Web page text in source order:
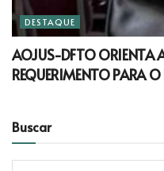
DESTAQUE
AOJUS-DFTO ORIENTA
REQUERIMENTO PARA
Buscar